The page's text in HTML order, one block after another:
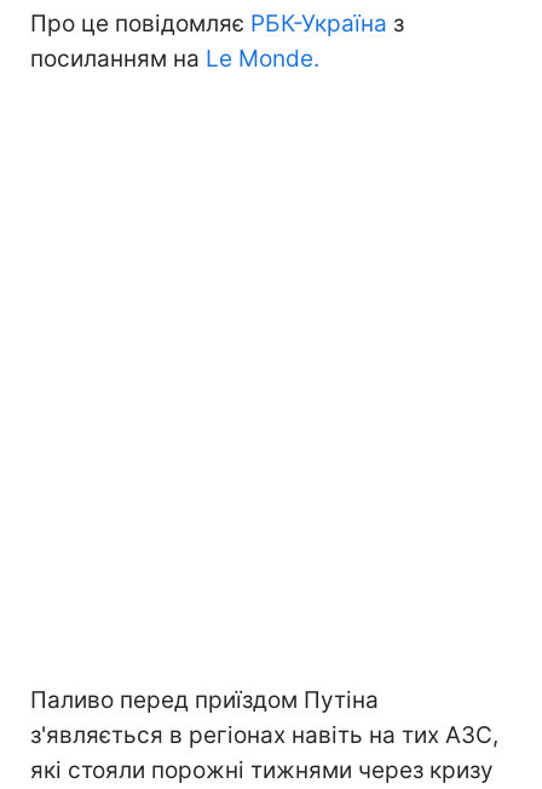
Про це повідомляє РБК-Україна з
посиланням на Le Monde.
Паливо перед приїздом Путіна
з'являється в регіонах навіть на тих АЗС,
які стояли порожні тижнями через кризу